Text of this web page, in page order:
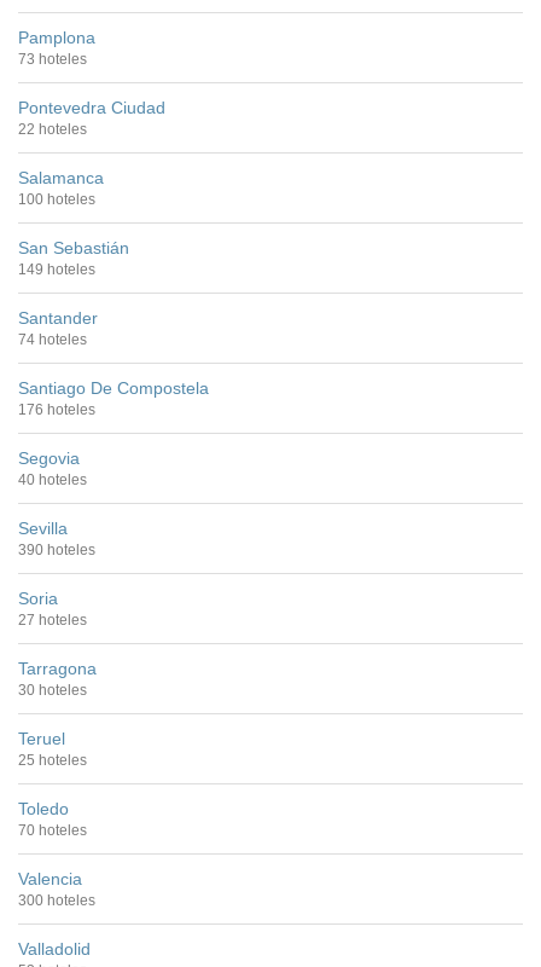
Pamplona
73 hoteles
Pontevedra Ciudad
22 hoteles
Salamanca
100 hoteles
San Sebastián
149 hoteles
Santander
74 hoteles
Santiago De Compostela
176 hoteles
Segovia
40 hoteles
Sevilla
390 hoteles
Soria
27 hoteles
Tarragona
30 hoteles
Teruel
25 hoteles
Toledo
70 hoteles
Valencia
300 hoteles
Valladolid